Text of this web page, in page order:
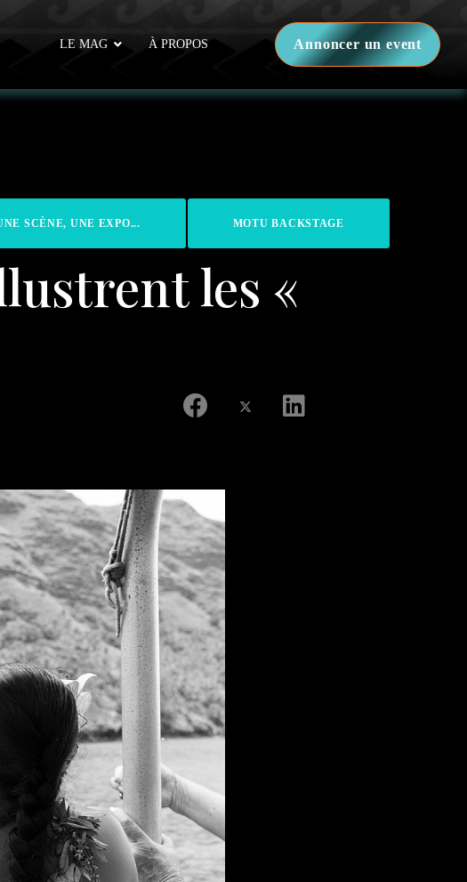
Annoncer un event
LE MAG À PROPOS
SCÈNE, UNE EXPO... MOTU BACKSTAGE
les «